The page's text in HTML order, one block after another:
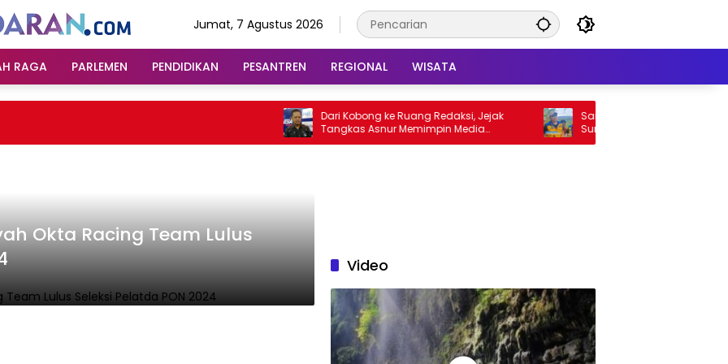
Jumat, 7 Agustus 2026
RAGA PARLEMEN PENDIDIKAN PESANTREN REGIONAL WISATA
Dari Kobong ke Ruang Redaksi, Jejak
Tangkas Asnur Memimpin Media
Sumedang Ekspres
Sampaikan Mohon Maaf, Pemkab
Sumedang Gerak Cepat Siapkan
Perbaikan Jalur Haurpapak–Surian
Okta Racing Team Lulus
Video